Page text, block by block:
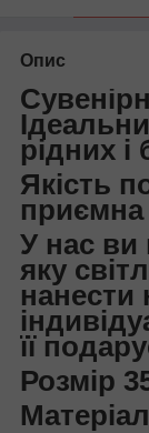
Опис
рідних і
Якість
приємна
У нас ви
яку
нанести
її
Розмір